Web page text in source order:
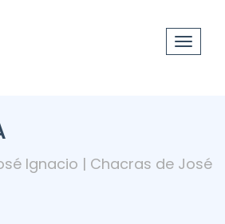
Toggle
Ignacio | Chacras de José